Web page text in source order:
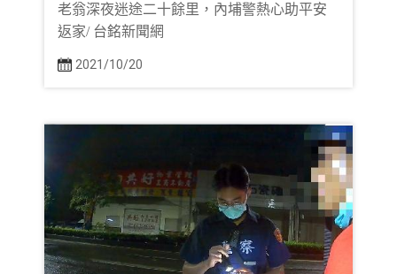
老翁深夜迷途二十餘里，內埔警熱心助平安
返家/ 台銘新聞網
2021/10/20